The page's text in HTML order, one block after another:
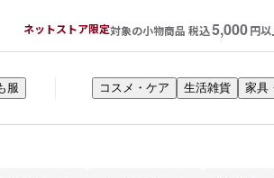
ネットストア限定対象の小物商品 税込5,000円
服 コスメ・ケア 生活雑貨 家具